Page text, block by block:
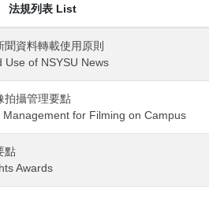
法規列表 List
資料轉載使用原則
Use of NSYSU News
拍攝管理要點
for Filming on Campus
點
Awards